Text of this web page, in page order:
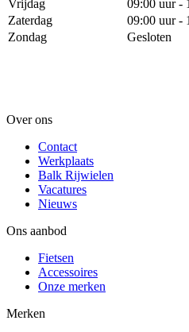
Vrijdag
09:00 uur -
Zaterdag
09:00 uur -
Zondag
Gesloten
Over ons
Contact
Werkplaats
Balk Rijwielen
Vacatures
Nieuws
Ons aanbod
Fietsen
Accessoires
Onze merken
Merken